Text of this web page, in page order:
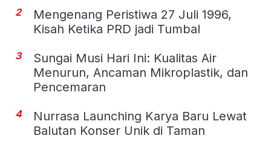
2
Mengenang Peristiwa 27 Juli 1996,
Kisah Ketika PRD jadi Tumbal
3
Sungai Musi Hari Ini: Kualitas Air
Menurun, Ancaman Mikroplastik, dan
Pencemaran
4
Nurrasa Launching Karya Baru Lewat
Balutan Konser Unik di Taman